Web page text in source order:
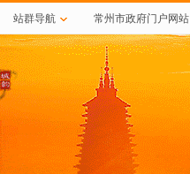
站群导航 常州市政府门户网站